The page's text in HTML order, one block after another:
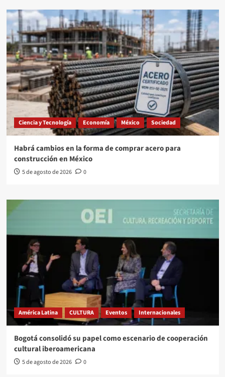
Ciencia y Tecnología Economía México Sociedad
Habrá cambios en la forma de comprar acero para
construcción en México
5 de agosto de 2026 0
América Latina CULTURA Eventos Internacionales
Bogotá consolidó su papel como escenario de cooperación
cultural iberoamericana
5 de agosto de 2026 0